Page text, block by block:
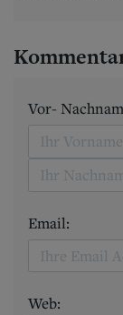
Vor-
Email:
Web: